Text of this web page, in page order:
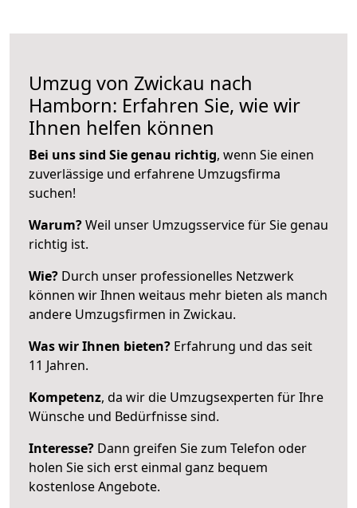
Umzug von Zwickau nach
Hamborn: Erfahren Sie, wie wir
Ihnen helfen können
Bei uns sind Sie genau richtig, wenn Sie einen
zuverlässige und erfahrene Umzugsfirma
suchen!
Warum?Weil unser Umzugsservice für Sie genau
richtig ist.
Wie? Durch unser professionelles Netzwerk
können wir Ihnen weitaus mehr bieten als manch
andere Umzugsfirmen in Zwickau.
Was wir Ihnen bieten? Erfahrung und das seit
11 Jahren.
Kompetenz, da wir die Umzugsexperten für Ihre
Wünsche und Bedürfnisse sind.
Interesse? Dann greifen Sie zum Telefon oder
holen Sie sich erst einmal ganz bequem
kostenlose Angebote.